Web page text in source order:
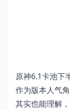
原神6.1卡池下
作为版本人气
其实也能理解